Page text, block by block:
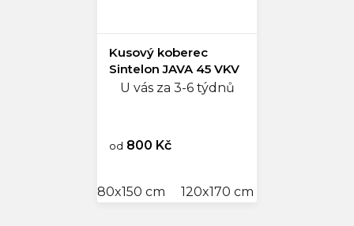
Kusový koberec
Sintelon JAVA 45 VKV
U vás za 3-6 týdnů
od 800 Kč
80x150 cm 120x170 cm